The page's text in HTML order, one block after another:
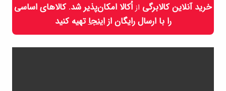
خرید آنلاین کالابرگی از اُکالا امکان‌پذیر شد. کالاهای اساسی
را با ارسال رایگان ازاینجاتهیه کنید